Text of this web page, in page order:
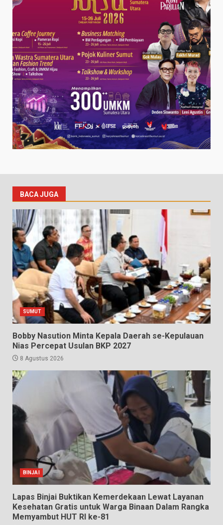
BACA JUGA
SUMUT
Bobby Nasution Minta Kepala Daerah se-Kepulauan
Nias Percepat Usulan BKP 2027
8 Agustus 2026
BINJAI
Lapas Binjai Buktikan Kemerdekaan Lewat Layanan
Kesehatan Gratis untuk Warga Binaan Dalam Rangka
Memyambut HUT RI ke-81